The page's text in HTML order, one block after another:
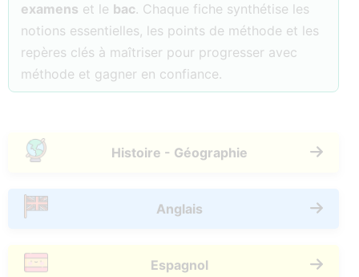
examens et le bac. Chaque fiche synthétise les
notions essentielles, les points de méthode et les
repères clés à maîtriser pour progresser avec
méthode et gagner en confiance.
Histoire - Géographie
Anglais
Espagnol